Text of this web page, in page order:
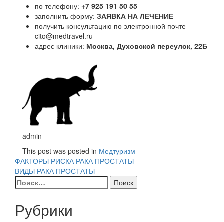
по телефону: +7 925 191 50 55
заполнить форму: ЗАЯВКА НА ЛЕЧЕНИЕ
получить консультацию по электронной почте
cito@medtravel.ru
адрес клиники: Москва, Духовской переулок, 22Б
admin
This post was posted in Медтуризм
Навигация
по
ФАКТОРЫ РИСКА РАКА ПРОСТАТЫ
ВИДЫ РАКА ПРОСТАТЫ
Найти:
Рубрики